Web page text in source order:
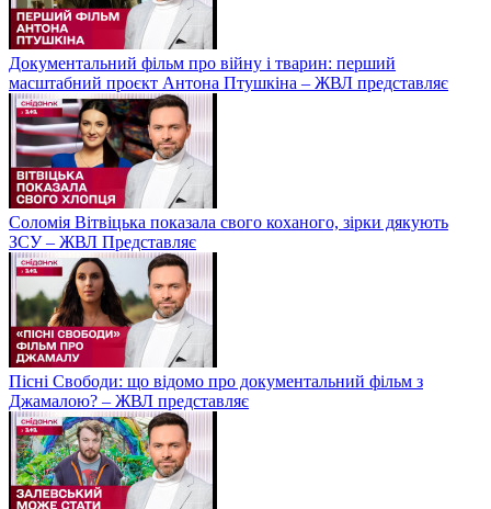
Документальний фільм про війну і тварин: перший
масштабний проєкт Антона Птушкіна – ЖВЛ представляє
Соломія Вітвіцька показала свого коханого, зірки дякують
ЗСУ – ЖВЛ Представляє
Пісні Свободи: що відомо про документальний фільм з
Джамалою? – ЖВЛ представляє